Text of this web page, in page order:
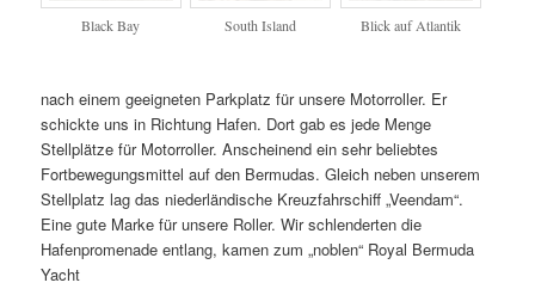
Black Bay South Island Blick auf Atlantik
nach einem geeigneten Parkplatz für unsere Motorroller. Er
schickte uns in Richtung Hafen. Dort gab es jede Menge
Stellplätze für Motorroller. Anscheinend ein sehr beliebtes
Fortbewegungsmittel auf den Bermudas. Gleich neben unserem
Stellplatz lag das niederländische Kreuzfahrschiff „Veendam“.
Eine gute Marke für unsere Roller. Wir schlenderten die
Hafenpromenade entlang, kamen zum „noblen“ Royal Bermuda
Yacht